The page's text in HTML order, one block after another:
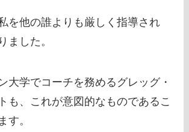
を他の誰よりも厳しく指導され
ました。
大学でコーチを務めるグレッグ・
も、これが意図的なものであるこ
す。